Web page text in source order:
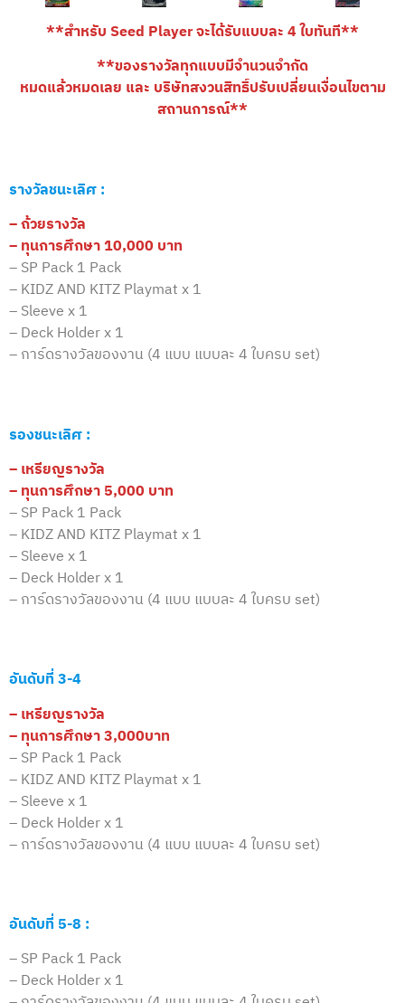
**สำหรับ Seed Player จะได้รับแบบละ 4 ใบทันที**
**ของรางวัลทุกแบบมีจำนวนจำกัด
หมดแล้วหมดเลย และ บริษัทสงวนสิทธิ์ปรับเปลี่ยนเงื่อนไขตาม
สถานการณ์**
รางวัลชนะเลิศ :
– ถ้วยรางวัล
– ทุนการศึกษา 10,000 บาท
– SP Pack 1 Pack
– KIDZ AND KITZ Playmat x 1
– Sleeve x 1
– Deck Holder x 1
– การ์ดรางวัลของงาน (4 แบบ แบบละ 4 ใบครบ set)
รองชนะเลิศ :
– เหรียญรางวัล
– ทุนการศึกษา 5,000 บาท
– SP Pack 1 Pack
– KIDZ AND KITZ Playmat x 1
– Sleeve x 1
– Deck Holder x 1
– การ์ดรางวัลของงาน (4 แบบ แบบละ 4 ใบครบ set)
อันดับที่ 3-4
– เหรียญรางวัล
– ทุนการศึกษา 3,000บาท
– SP Pack 1 Pack
– KIDZ AND KITZ Playmat x 1
– Sleeve x 1
– Deck Holder x 1
– การ์ดรางวัลของงาน (4 แบบ แบบละ 4 ใบครบ set)
อันดับที่ 5-8 :
– SP Pack 1 Pack
– Deck Holder x 1